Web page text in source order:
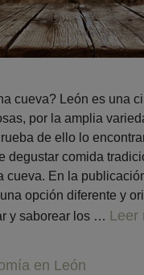
cueva? León es una
por la amplia
de ello lo
degustar comida
cueva. En la
opción diferente y
y saborear los … Leer
en León